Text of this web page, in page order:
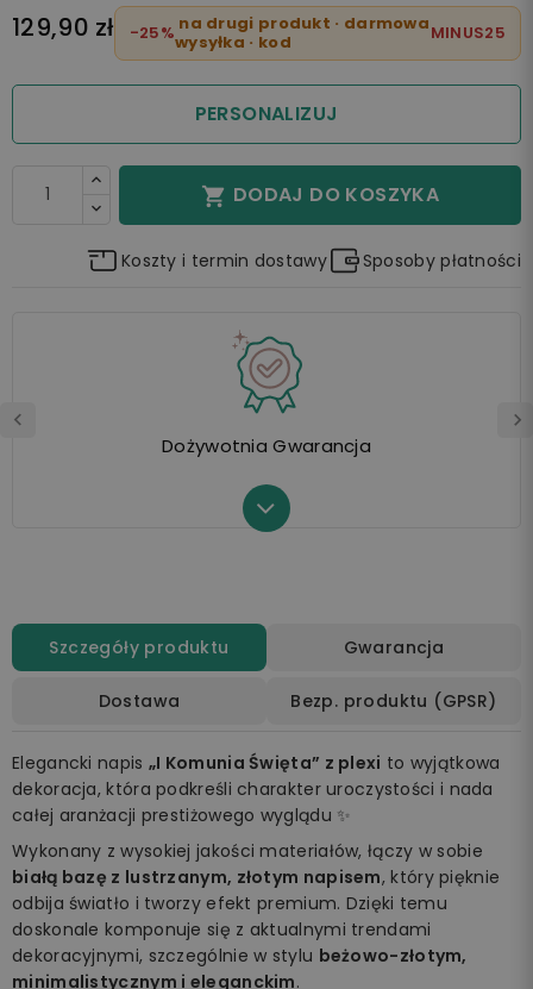
129,90 zł -25% na drugi produkt · darmowa
wysyłka · kod
MINUS25
PERSONALIZUJ
 DODAJ DO KOSZYKA
Koszty i termin dostawy Sposoby płatności
Dożywotnia Gwarancja
Szczegóły produktu Gwarancja
Dostawa Bezp. produktu (GPSR)
Elegancki napis „I Komunia Święta” z plexi to wyjątkowa
dekoracja, która podkreśli charakter uroczystości i nada
całej aranżacji prestiżowego wyglądu ✨
Wykonany z wysokiej jakości materiałów, łączy w sobie
białą bazę z lustrzanym, złotym napisem, który pięknie
odbija światło i tworzy efekt premium. Dzięki temu
doskonale komponuje się z aktualnymi trendami
dekoracyjnymi, szczególnie w stylu beżowo-złotym,
minimalistycznym i eleganckim.